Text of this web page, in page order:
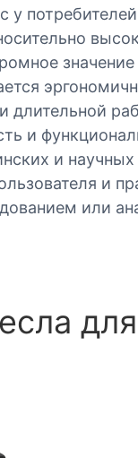
значение
длительной
и
и
и
или